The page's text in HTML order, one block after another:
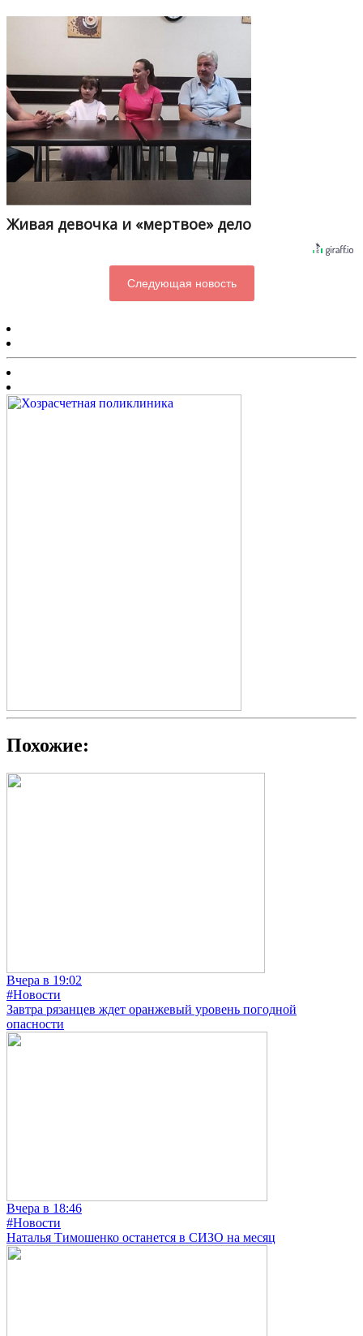
Живая девочка и «мертвое» дело
Следующая новость
Похожие:
Вчера в 19:02
#Новости
Завтра рязанцев ждет оранжевый уровень погодной
опасности
Вчера в 18:46
#Новости
Наталья Тимошенко останется в СИЗО на месяц